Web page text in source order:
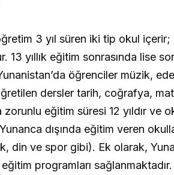
3 yıl süren iki tip okul
13 yıllık eğitim sonrasında lise
öğrenciler müzik,
dersler tarih, coğrafya,
zorunlu eğitim süresi 12 yıldır
dışında eğitim veren
din ve spor gibi). Ek olarak,
programları